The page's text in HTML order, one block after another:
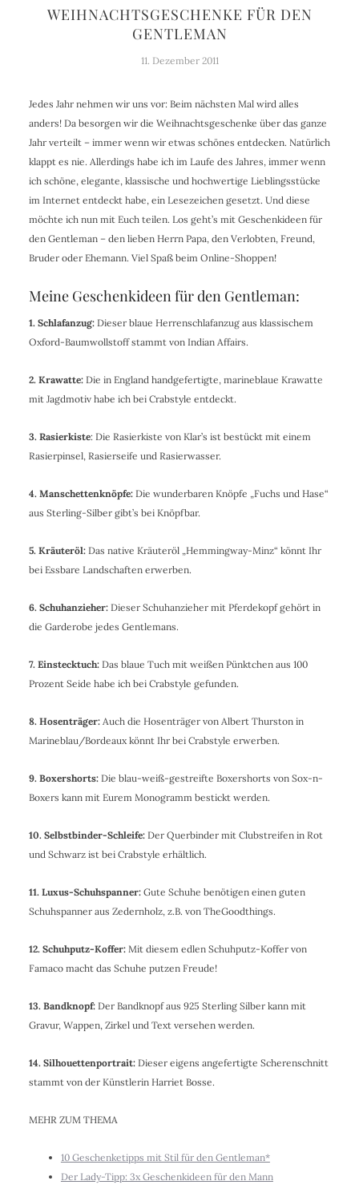
WEIHNACHTSGESCHENKE FÜR DEN
GENTLEMAN
11. Dezember 2011
Jedes Jahr nehmen wir uns vor: Beim nächsten Mal wird alles
anders! Da besorgen wir die Weihnachtsgeschenke über das ganze
Jahr verteilt – immer wenn wir etwas schönes entdecken. Natürlich
klappt es nie. Allerdings habe ich im Laufe des Jahres, immer wenn
ich schöne, elegante, klassische und hochwertige Lieblingsstücke
im Internet entdeckt habe, ein Lesezeichen gesetzt. Und diese
möchte ich nun mit Euch teilen. Los geht’s mit Geschenkideen für
den Gentleman – den lieben Herrn Papa, den Verlobten, Freund,
Bruder oder Ehemann. Viel Spaß beim Online-Shoppen!
Meine Geschenkideen für den Gentleman:
1. Schlafanzug:Dieser blaue Herrenschlafanzug aus klassischem
Oxford-Baumwollstoff stammt von Indian Affairs.
2. Krawatte:Die in England handgefertigte, marineblaue Krawatte
mit Jagdmotiv habe ich bei Crabstyle entdeckt.
3. Rasierkiste: Die Rasierkiste von Klar’s ist bestückt mit einem
Rasierpinsel, Rasierseife und Rasierwasser.
4. Manschettenknöpfe:Die wunderbaren Knöpfe „Fuchs und Hase“
aus Sterling-Silber gibt’s bei Knöpfbar.
5. Kräuteröl:Das native Kräuteröl „Hemmingway-Minz“ könnt Ihr
bei Essbare Landschaften erwerben.
6. Schuhanzieher:Dieser Schuhanzieher mit Pferdekopf gehört in
die Garderobe jedes Gentlemans.
7. Einstecktuch:Das blaue Tuch mit weißen Pünktchen aus 100
Prozent Seide habe ich bei Crabstyle gefunden.
8. Hosenträger:Auch die Hosenträger von Albert Thurston in
Marineblau/Bordeaux könnt Ihr bei Crabstyle erwerben.
9. Boxershorts:Die blau-weiß-gestreifte Boxershorts von Sox-n-
Boxers kann mit Eurem Monogramm bestickt werden.
10. Selbstbinder-Schleife:Der Querbinder mit Clubstreifen in Rot
und Schwarz ist bei Crabstyle erhältlich.
11. Luxus-Schuhspanner:Gute Schuhe benötigen einen guten
Schuhspanner aus Zedernholz, z.B. von TheGoodthings.
12. Schuhputz-Koffer:Mit diesem edlen Schuhputz-Koffer von
Famaco macht das Schuhe putzen Freude!
13. Bandknopf:Der Bandknopf aus 925 Sterling Silber kann mit
Gravur, Wappen, Zirkel und Text versehen werden.
14. Silhouettenportrait:Dieser eigens angefertigte Scherenschnitt
stammt von der Künstlerin Harriet Bosse.
MEHR ZUM THEMA
10 Geschenketipps mit Stil für den Gentleman*
Der Lady-Tipp: 3x Geschenkideen für den Mann